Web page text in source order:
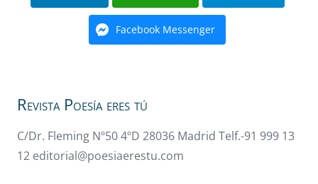
Facebook Messenger
Revista Poesía eres tú
C/Dr. Fleming Nº50 4ºD 28036 Madrid Telf.-91 999 13
12 editorial@poesiaerestu.com